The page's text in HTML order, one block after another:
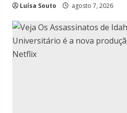
Luísa Souto agosto 7, 2026